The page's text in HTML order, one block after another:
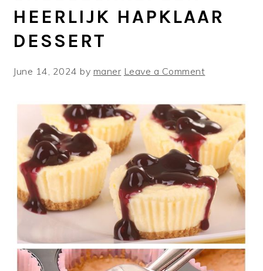
HEERLIJK HAPKLAAR
DESSERT
June 14, 2024 by maner Leave a Comment